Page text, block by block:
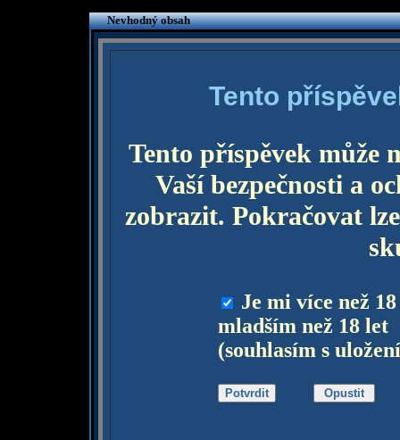
Nevhodný obsah
Tento
Tento příspěvek může
Vaší bezpečnosti a
zobrazit. Pokračovat
Je mi více než
mladším než 18 let
(souhlasím s